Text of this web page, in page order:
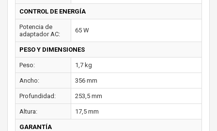
CONTROL DE ENERGÍA
Potencia de
adaptador AC:
65 W
PESO Y DIMENSIONES
Peso: 1,7 kg
Ancho: 356 mm
Profundidad: 253,5 mm
Altura: 17,5 mm
GARANTÍA